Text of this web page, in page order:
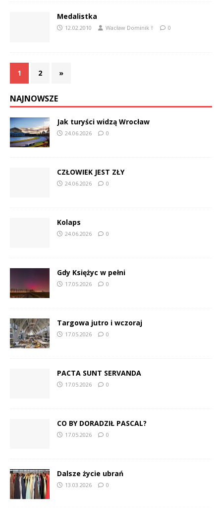
Medalistka
12.02.2010 Wacław Dominik † 0
1 2 »
NAJNOWSZE
Jak turyści widzą Wrocław
24.06.2026 0
CZŁOWIEK JEST ZŁY
24.06.2026 0
Kolaps
24.06.2026 0
Gdy Księżyc w pełni
17.05.2026 0
Targowa jutro i wczoraj
17.05.2026 0
PACTA SUNT SERVANDA
17.05.2026 0
CO BY DORADZIŁ PASCAL?
17.05.2026 0
Dalsze życie ubrań
13.03.2026 0